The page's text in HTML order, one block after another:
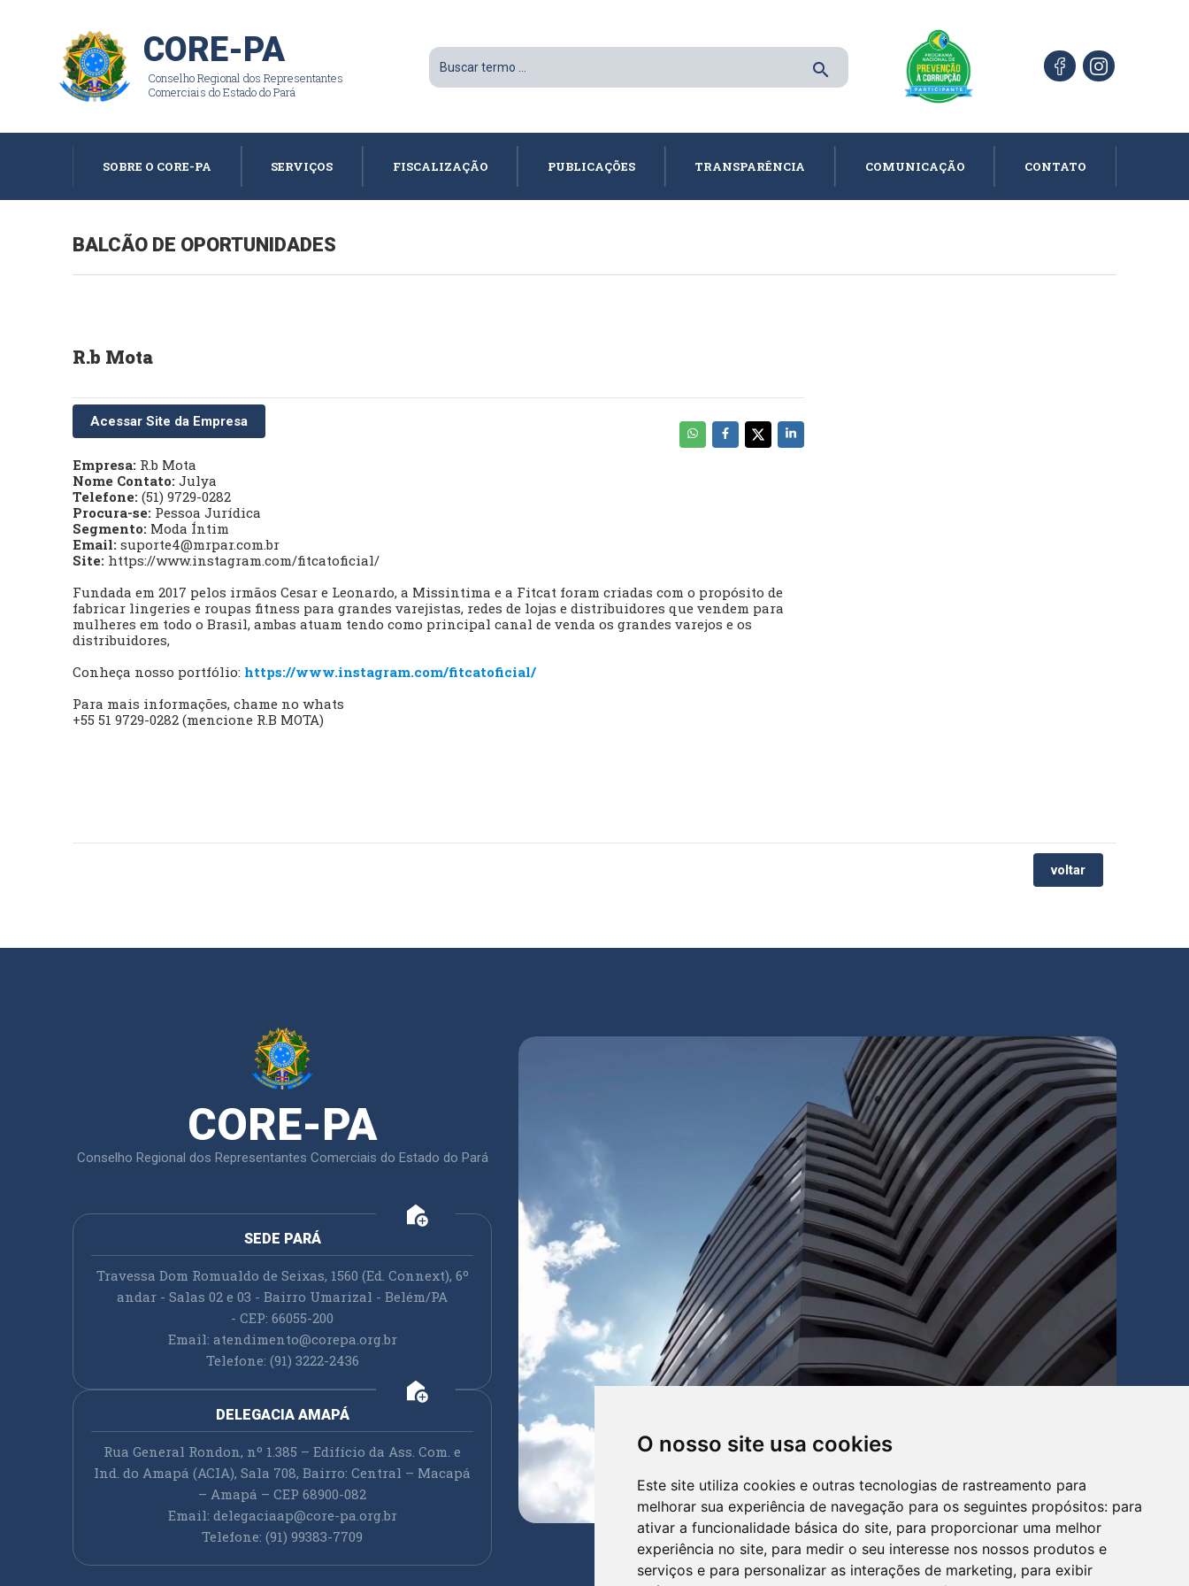
O nosso site usa cookies
Este site utiliza cookies e outras tecnologias de rastreamento para
melhorar sua experiência de navegação para os seguintes propósitos: para
ativar a funcionalidade básica do site, para proporcionar uma melhor
experiência no site, para medir o seu interesse nos nossos produtos e
serviços e para personalizar as interações de marketing, para exibir
CORE-PA
Conselho Regional dos Representantes
Comerciais do Estado do Pará
search
SOBRE O CORE-PA SERVIÇOS FISCALIZAÇÃO PUBLICAÇÕES TRANSPARÊNCIA COMUNICAÇÃO CONTATO
BALCÃO DE OPORTUNIDADES
R.b Mota
Acessar Site da Empresa
Empresa: R.b Mota
Nome Contato: Julya
Telefone: (51) 9729-0282
Procura-se: Pessoa Jurídica
Segmento: Moda Íntim
Email: suporte4@mrpar.com.br
Site: https://www.instagram.com/fitcatoficial/
Fundada em 2017 pelos irmãos Cesar e Leonardo, a Missintima e a Fitcat foram criadas com o propósito de
fabricar lingeries e roupas fitness para grandes varejistas, redes de lojas e distribuidores que vendem para
mulheres em todo o Brasil, ambas atuam tendo como principal canal de venda os grandes varejos e os
distribuidores,
Conheça nosso portfólio:https://www.instagram.com/fitcatoficial/
Para mais informações, chame no whats
+55 51 9729-0282 (mencione R.B MOTA)
voltar
CORE-PA
Conselho Regional dos Representantes Comerciais do Estado do Pará
add_home
SEDE PARÁ
Travessa Dom Romualdo de Seixas, 1560 (Ed. Connext), 6º
andar - Salas 02 e 03 - Bairro Umarizal - Belém/PA
- CEP: 66055-200
Email: atendimento@corepa.org.br
Telefone: (91) 3222-2436
add_home
DELEGACIA AMAPÁ
Rua General Rondon, nº 1.385 – Edifício da Ass. Com. e
Ind. do Amapá (ACIA), Sala 708, Bairro: Central – Macapá
– Amapá – CEP 68900-082
Email: delegaciaap@core-pa.org.br
Telefone: (91) 99383-7709